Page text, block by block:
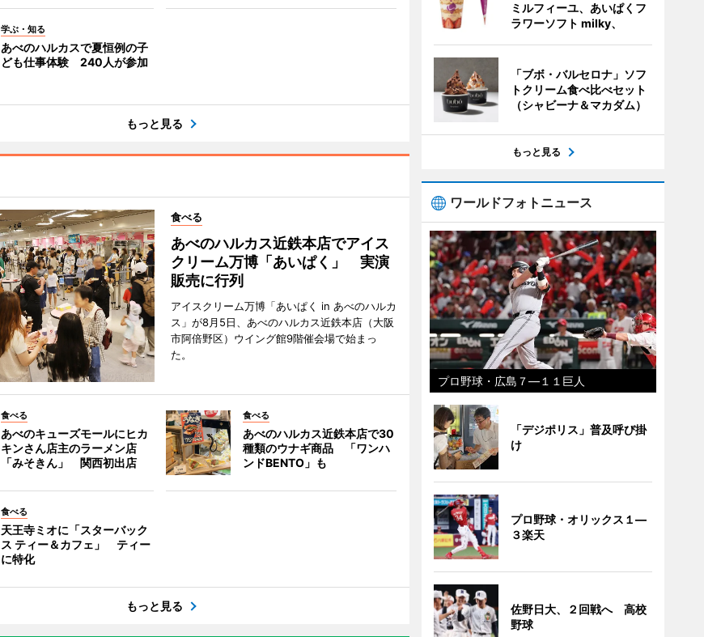
学ぶ・知る
あべのハルカスで夏恒例の子
ども仕事体験 240人が参加
もっと見る
食べる
あべのハルカス近鉄本店でアイス
クリーム万博「あいぱく」 実演
販売に行列
アイスクリーム万博「あいぱく in あべのハルカ
ス」が8月5日、あべのハルカス近鉄本店（大阪
市阿倍野区）ウイング館9階催会場で始まっ
た。
食べる
あべのキューズモールにヒカ
キンさん店主のラーメン店
「みそきん」 関西初出店
食べる
あべのハルカス近鉄本店で30
種類のウナギ商品 「ワンハ
ンドBENTO」も
食べる
天王寺ミオに「スターバック
ス ティー＆カフェ」 ティー
に特化
もっと見る
ミルフィーユ、あいぱくフ
ラワーソフト milky、
「ブボ・バルセロナ」ソフ
トクリーム食べ比べセット
（シャビーナ＆マカダム）
もっと見る
ワールドフォトニュース
プロ野球・広島７―１１巨人
「デジポリス」普及呼び掛
け
プロ野球・オリックス１―
３楽天
佐野日大、２回戦へ 高校
野球